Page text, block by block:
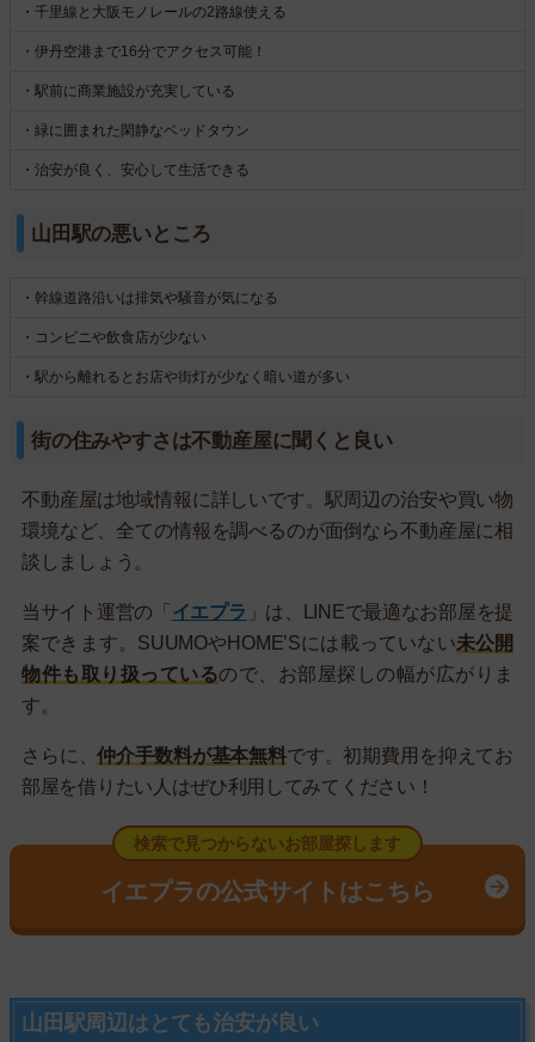
・千里線と大阪モノレールの2路線使える
・伊丹空港まで16分でアクセス可能！
・駅前に商業施設が充実している
・緑に囲まれた閑静なベッドタウン
・治安が良く、安心して生活できる
山田駅の悪いところ
・幹線道路沿いは排気や騒音が気になる
・コンビニや飲食店が少ない
・駅から離れるとお店や街灯が少なく暗い道が多い
街の住みやすさは不動産屋に聞くと良い
不動産屋は地域情報に詳しいです。駅周辺の治安や買い物
環境など、全ての情報を調べるのが面倒なら不動産屋に相
談しましょう。
当サイト運営の「 イエプラ 」は、LINEで最適なお部屋を提
案できます。SUUMOやHOME’Sには載っていない未公開
物件も取り扱っているので、お部屋探しの幅が広がりま
す。
さらに、仲介手数料が基本無料です。初期費用を抑えてお
部屋を借りたい人はぜひ利用してみてください！
検索で見つからないお部屋探します
イエプラの公式サイトはこちら
山田駅周辺はとても治安が良い